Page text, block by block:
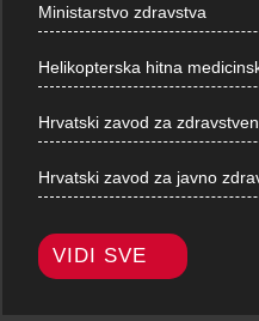
Ministarstvo zdravstva
Helikopterska hitna
Hrvatski zavod za
Hrvatski zavod za javno
VIDI SVE